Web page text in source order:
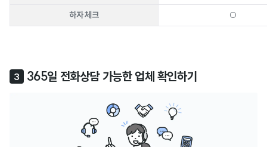
하자 체크
O
3 365일 전화상담 가능한 업체 확인하기